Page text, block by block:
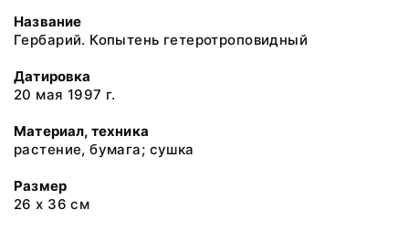
Название
Гербарий. Копытень гетеротроповидный
Датировка
20 мая 1997 г.
Материал, техника
растение, бумага; сушка
Размер
26 х 36 см